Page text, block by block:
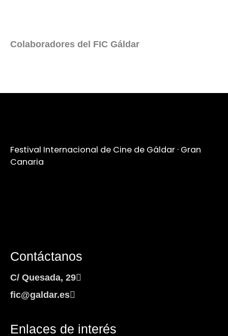
Colaboradores del FIC Gáldar
Festival Internacional de Cine de Gáldar · Gran
Canaria
Contáctanos
C/ Quesada, 29
fic@galdar.es
Enlaces de interés